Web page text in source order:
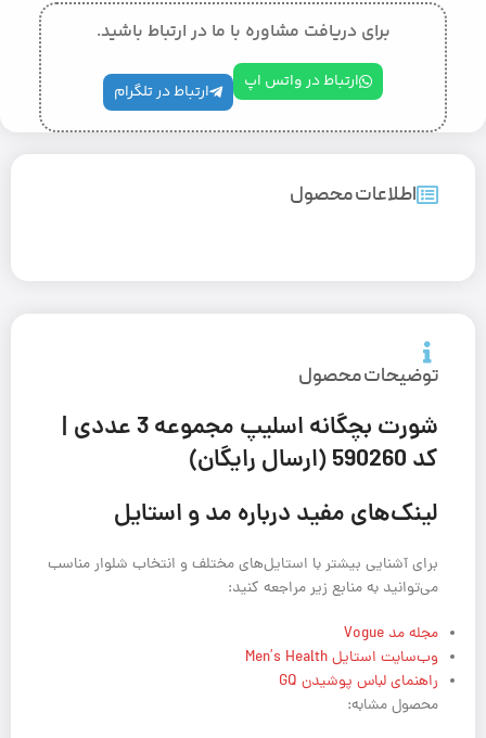
برای دریافت مشاوره با ما در ارتباط باشید.
ارتباط در واتس اپ ارتباط در تلگرام
توضیحات محصول
شورت بچگانه اسلیپ مجموعه 3 عددی |
کد 590260 (ارسال رایگان)
لینک‌های مفید درباره مد و استایل
برای آشنایی بیشتر با استایل‌های مختلف و انتخاب شلوار مناسب
می‌توانید به منابع زیر مراجعه کنید:
مجله مد Vogue
وب‌سایت استایل Men’s Health
راهنمای لباس پوشیدن GQ
محصول مشابه:
اطلاعات محصول